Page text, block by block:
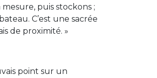
puis stockons ;
C’est une sacrée
de proximité. »
point sur un